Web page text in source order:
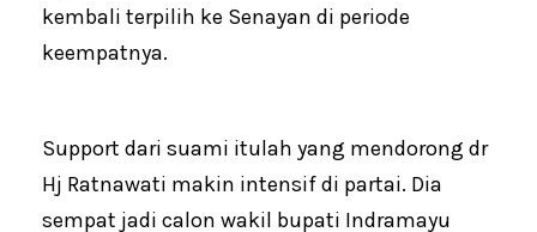
kembali terpilih ke Senayan di periode
keempatnya.
Support dari suami itulah yang mendorong dr
Hj Ratnawati makin intensif di partai. Dia
sempat jadi calon wakil bupati Indramayu